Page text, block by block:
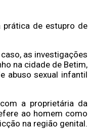
prática de estupro de
as investigações
na cidade de Betim,
abuso sexual infantil
a proprietária da
ao homem como
na região genital.